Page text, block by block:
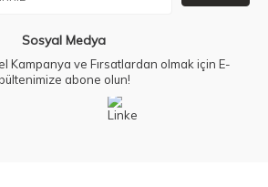
Sosyal Medya
Kampanya ve Fırsatlardan olmak için E-
abone olun!